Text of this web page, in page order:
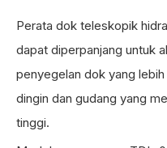
Perata dok teleskopik
dapat diperpanjang untuk
penyegelan dok yang
dingin dan gudang yang
tinggi.